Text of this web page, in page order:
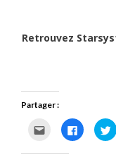
Retrouvez
Partager :
Cliquez
pour
envoyer
par
Cliquez
pour
partager